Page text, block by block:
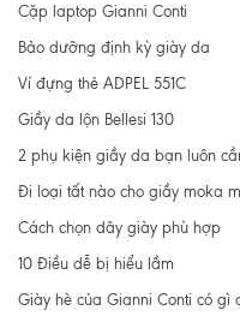
Cặp laptop Gianni Conti
Bảo dưỡng định kỳ giày da
Ví đựng thẻ ADPEL 551C
Giầy da lộn Bellesi 130
2 phụ kiện giầy da bạn luôn
Đi loại tất nào cho giầy moka
Cách chọn dây giày phù hợp
10 Điều dễ bị hiểu lầm
Giày hè của Gianni Conti có gì